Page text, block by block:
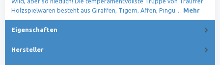
Holzspielwaren besteht aus Giraffen, Tigern, Affen, Pingu… Mehr
Eigenschaften
Hersteller